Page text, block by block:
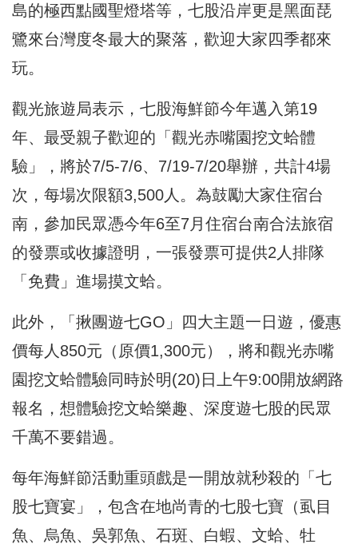
島的極西點國聖燈塔等，七股沿岸更是黑面琵
鷺來台灣度冬最大的聚落，歡迎大家四季都來
玩。
觀光旅遊局表示，七股海鮮節今年邁入第19
年、最受親子歡迎的「觀光赤嘴園挖文蛤體
驗」，將於7/5-7/6、7/19-7/20舉辦，共計4場
次，每場次限額3,500人。為鼓勵大家住宿台
南，參加民眾憑今年6至7月住宿台南合法旅宿
的發票或收據證明，一張發票可提供2人排隊
「免費」進場摸文蛤。
此外，「揪團遊七GO」四大主題一日遊，優惠
價每人850元（原價1,300元），將和觀光赤嘴
園挖文蛤體驗同時於明(20)日上午9:00開放網路
報名，想體驗挖文蛤樂趣、深度遊七股的民眾
千萬不要錯過。
每年海鮮節活動重頭戲是一開放就秒殺的「七
股七寶宴」，包含在地尚青的七股七寶（虱目
魚、烏魚、吳郭魚、石斑、白蝦、文蛤、牡